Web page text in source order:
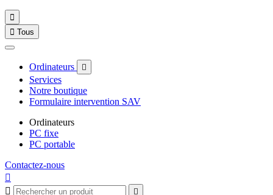

 Tous
Ordinateurs 
Services
Notre boutique
Formulaire intervention SAV
Ordinateurs
PC fixe
PC portable
Contactez-nous


